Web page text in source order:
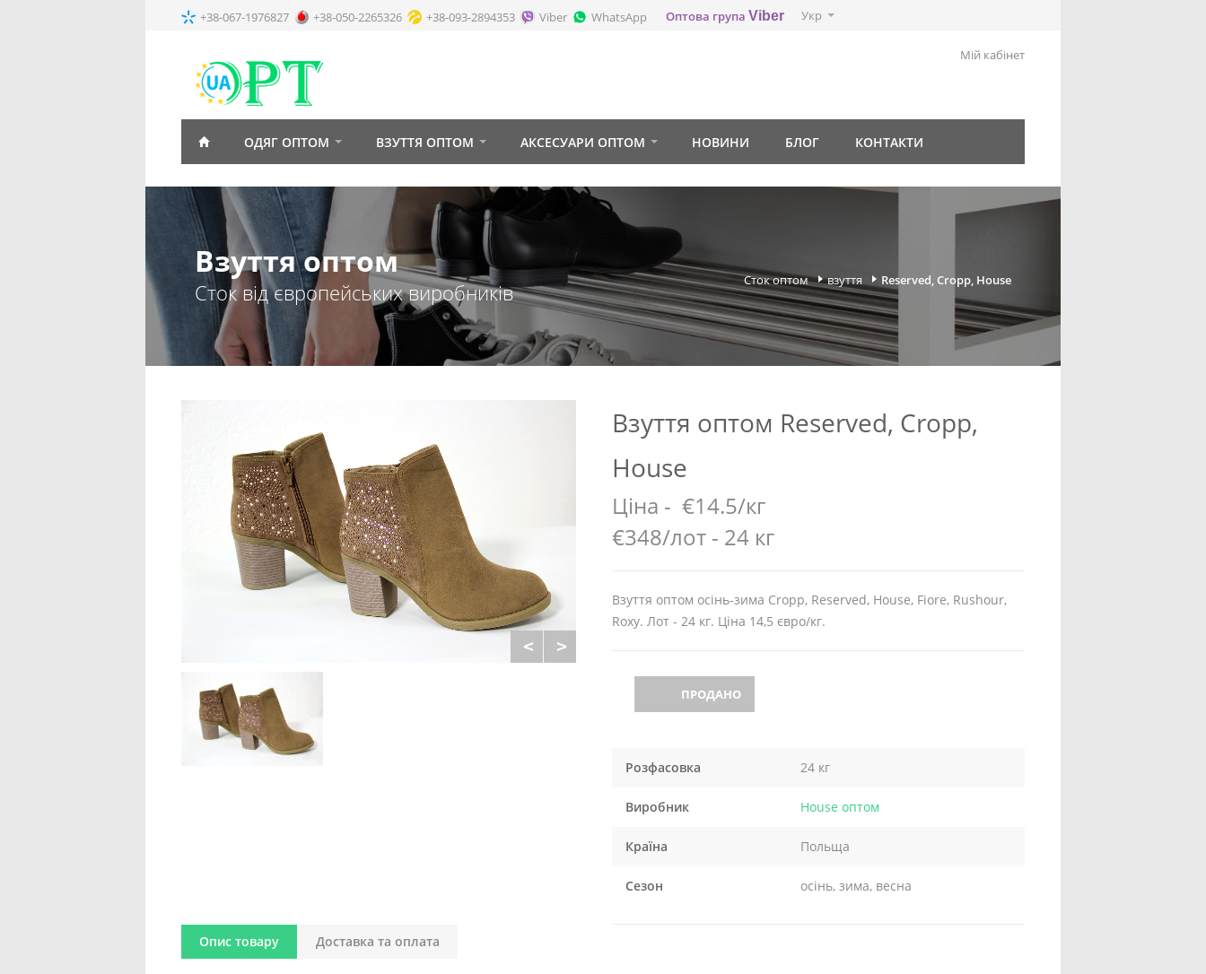
Взуття оптом Reserved, Cropp,
House
Ціна - €14.5/кг
€348/лот - 24 кг
Взуття оптом осінь-зима Cropp, Reserved, House, Fiore, Rushour,
Roxy. Лот - 24 кг. Ціна 14,5 євро/кг.
ПРОДАНО
Розфасовка 24 кг
Виробник House оптом
Країна Польща
Сезон осінь, зима, весна
Опис товару Доставка та оплата
+38-067-1976827 +38-050-2265326 +38-093-2894353 Viber WhatsApp Оптова група Viber Укр
Мій кабінет
ОДЯГ ОПТОМ ВЗУТТЯ ОПТОМ АКСЕСУАРИ ОПТОМ НОВИНИ БЛОГ КОНТАКТИ
Взуття оптом
Сток від європейських виробників Сток оптом взуття Reserved, Cropp, House